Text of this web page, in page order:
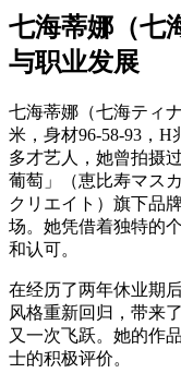
七海蒂娜（
与职业发展
七海蒂娜（七海ティ
米，身材96-58-93，
多才艺人，她曾拍摄过
葡萄」（恵比寿マス
クリエイト）旗下品
场。她凭借着独特的
和认可。
在经历了两年休业期
风格重新回归，带来
又一次飞跃。她的作
士的积极评价。